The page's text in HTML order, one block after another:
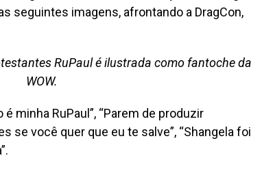
seguintes imagens, afrontando a DragCon,
RuPaul é ilustrada como fantoche da
WOW.
minha RuPaul”, “Parem de produzir
se você quer que eu te salve”, “Shangela foi